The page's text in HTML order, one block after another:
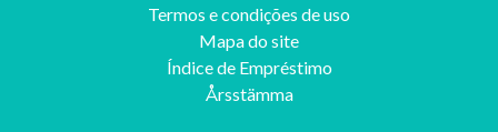
Termos e condições de uso
Mapa do site
Índice de Empréstimo
Årsstämma